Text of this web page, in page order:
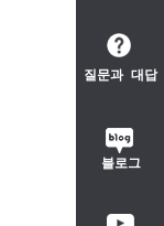
질문과 대답
블로그